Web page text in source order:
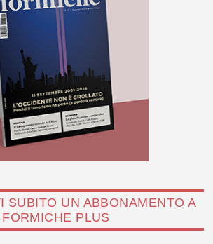
SUBITO UN ABBONAMENTO A
FORMICHE PLUS